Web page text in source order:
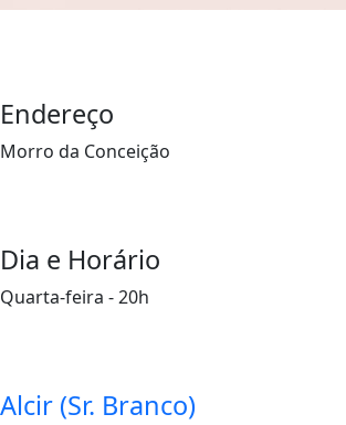
Endereço
Morro da Conceição
Dia e Horário
Quarta-feira - 20h
Alcir (Sr. Branco)